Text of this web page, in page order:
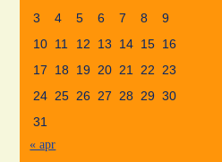
3
4 5 6 7 8
9
10 11 12 13 14 15 16
17
18 19 20 21 22
23
24 25 26 27 28 29 30
31
« apr